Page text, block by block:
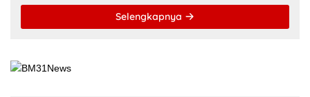
Selengkapnya